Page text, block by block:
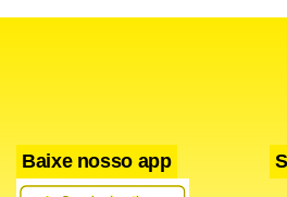
Baixe nosso app